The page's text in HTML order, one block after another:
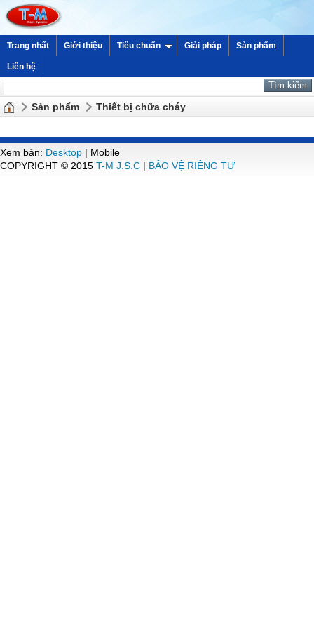
Trang nhất Giới thiệu Tiêu chuẩn Giải pháp Sản phẩm
Liên hệ
Sản phẩm Thiết bị chữa cháy
Xem bản: Desktop | Mobile
COPYRIGHT © 2015 T-M J.S.C | BẢO VỆ RIÊNG TƯ